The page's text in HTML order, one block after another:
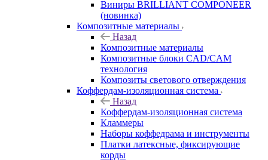
Виниры BRILLIANT COMPONEER
(новинка)
Композитные материалы
Назад
Композитные материалы
Композитные блоки CAD/СAM
технология
Композиты светового отверждения
Коффердам-изоляционная система
Назад
Коффердам-изоляционная система
Кламмеры
Наборы коффедрама и инструменты
Платки латексные, фиксирующие
корды